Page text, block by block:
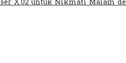
X.02 untuk Nikmati Malam